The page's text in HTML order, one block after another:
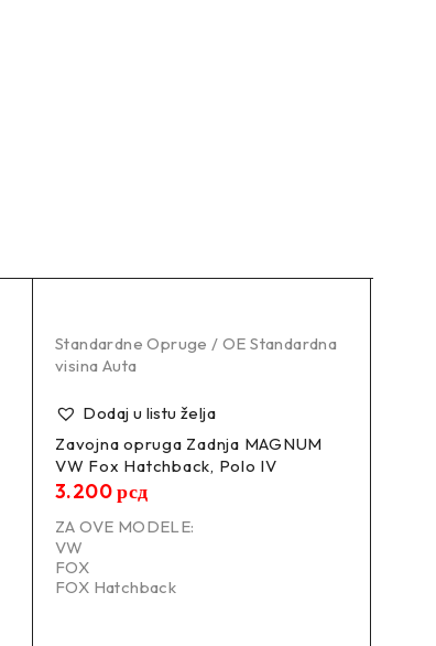
Standardne Opruge / OE Standardna
visina Auta
Dodaj u listu želja
Zavojna opruga Zadnja MAGNUM
VW Fox Hatchback, Polo IV
3.200рсд
ZA OVE MODELE:
VW
FOX
FOX Hatchback